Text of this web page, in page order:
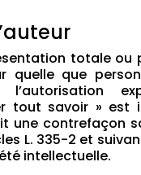
totale ou
quelle que
tout savoir » est
une contrefaçon
L. 335-2 et
intellectuelle.